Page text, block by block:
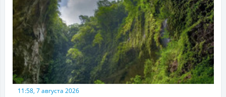
11:58, 7 августа 2026